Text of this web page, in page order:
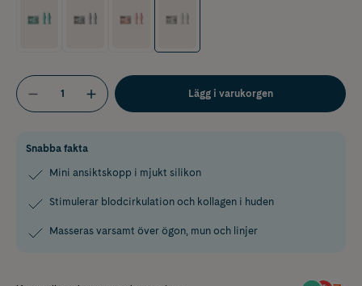
Lägg i varukorgen
Snabba fakta
Mini ansiktskopp i mjukt silikon
Stimulerar blodcirkulation och kollagen i huden
Masseras varsamt över ögon, mun och linjer